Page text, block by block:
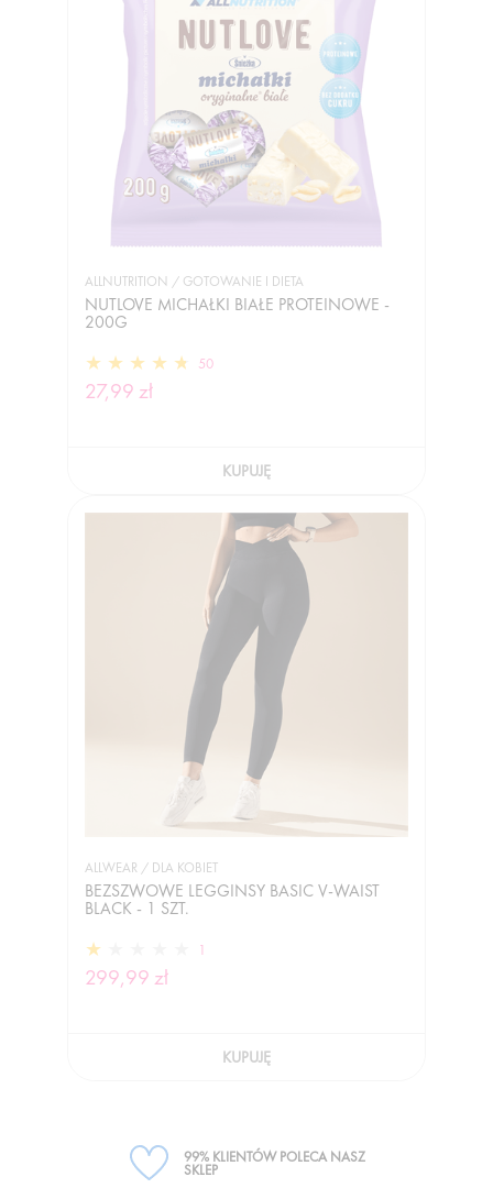
ALLNUTRITION / GOTOWANIE I DIETA
NUTLOVE MICHAŁKI BIAŁE PROTEINOWE -
200G
50
27,99 zł
KUPUJĘ
ALLWEAR / DLA KOBIET
BEZSZWOWE LEGGINSY BASIC V-WAIST
BLACK - 1 SZT.
1
299,99 zł
KUPUJĘ
99% KLIENTÓW POLECA NASZ
SKLEP